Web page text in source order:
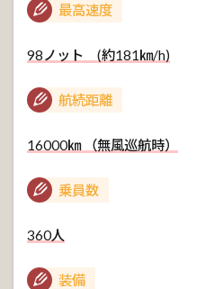
最高速度
98ノット (約181㎞/h)
航続距離
16000㎞ （無風巡航時）
乗員数
360人
装備